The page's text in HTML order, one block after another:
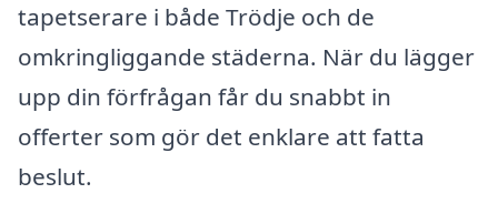
tapetserare i både Trödje och de
omkringliggande städerna. När du lägger
upp din förfrågan får du snabbt in
offerter som gör det enklare att fatta
beslut.